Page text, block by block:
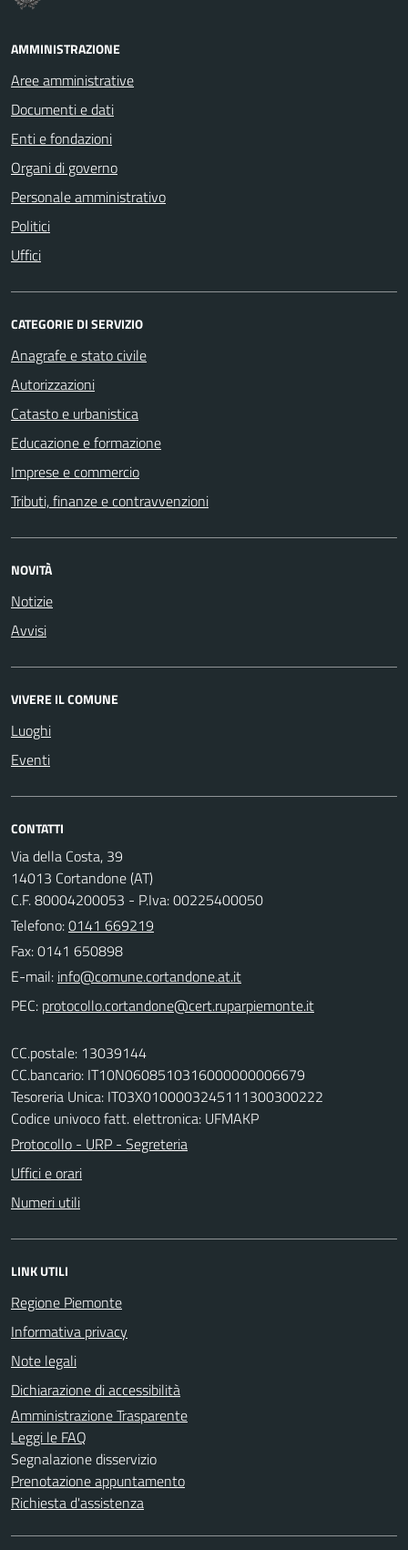
AMMINISTRAZIONE
Aree amministrative
Documenti e dati
Enti e fondazioni
Organi di governo
Personale amministrativo
Politici
Uffici
CATEGORIE DI SERVIZIO
Anagrafe e stato civile
Autorizzazioni
Catasto e urbanistica
Educazione e formazione
Imprese e commercio
Tributi, finanze e contravvenzioni
NOVITÀ
Notizie
Avvisi
VIVERE IL COMUNE
Luoghi
Eventi
CONTATTI
Via della Costa, 39
14013 Cortandone (AT)
C.F. 80004200053 - P.Iva: 00225400050
Telefono:0141 669219
Fax: 0141 650898
E-mail:
PEC:
CC.postale: 13039144
CC.bancario: IT10N0608510316000000006679
Tesoreria Unica: IT03X0100003245111300300222
Codice univoco fatt. elettronica: UFMAKP
Protocollo - URP - Segreteria
Uffici e orari
Numeri utili
LINK UTILI
Regione Piemonte
Informativa privacy
Note legali
Dichiarazione di accessibilità
Amministrazione Trasparente
Leggi le FAQ
Segnalazione disservizio
Prenotazione appuntamento
Richiesta d'assistenza